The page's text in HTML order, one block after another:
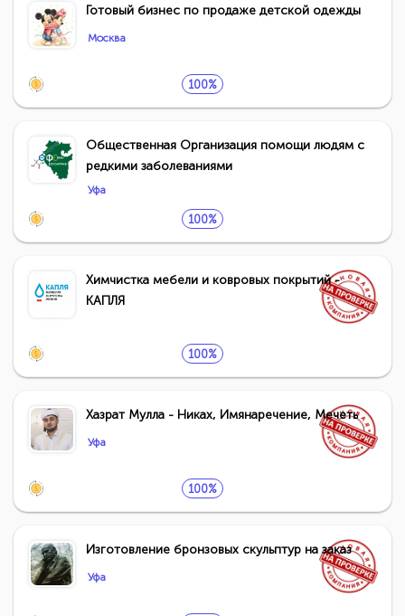
Готовый бизнес по продаже детской одежды
Москва
100%
Общественная Организация помощи людям с
редкими заболеваниями
Уфа
100%
Химчистка мебели и ковровых покрытий -
КАПЛЯ
100%
Хазрат Мулла - Никах, Имянаречение, Мечеть
Уфа
100%
Изготовление бронзовых скульптур на заказ
Уфа